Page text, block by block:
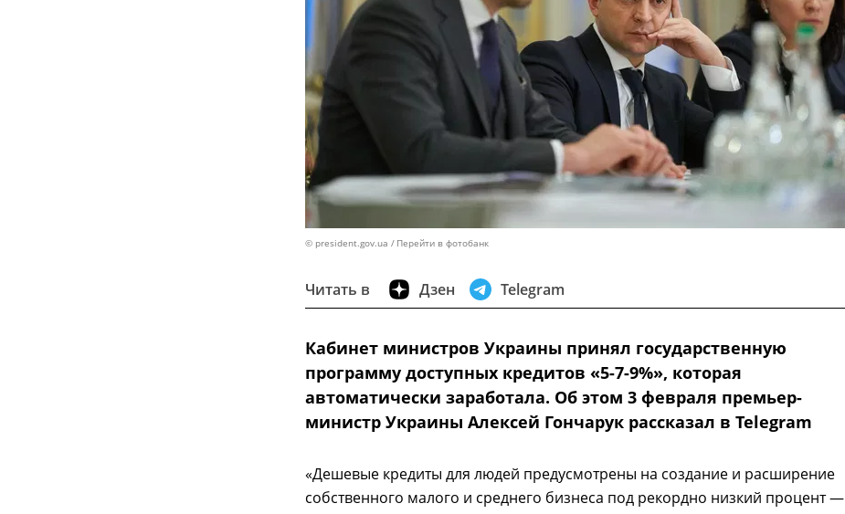
© president.gov.ua Перейти в фотобанк
Читать в Дзен Telegram
Кабинет министров Украины принял государственную
программу доступных кредитов «5-7-9%», которая
автоматически заработала. Об этом 3 февраля премьер-
министр Украины Алексей Гончарук рассказал в Telegram
«Дешевые кредиты для людей предусмотрены на создание и расширение
собственного малого и среднего бизнеса под рекордно низкий процент —